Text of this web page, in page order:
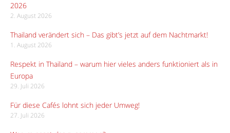
2026
2. August 2026
Thailand verändert sich – Das gibt’s jetzt auf dem Nachtmarkt!
1. August 2026
Respekt in Thailand – warum hier vieles anders funktioniert als in
Europa
29. Juli 2026
Für diese Cafés lohnt sich jeder Umweg!
27. Juli 2026